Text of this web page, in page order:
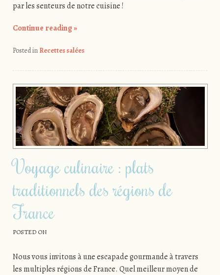
par les senteurs de notre cuisine !
Continue reading»
Posted in Recettes salées
Voyage culinaire : plats
traditionnels des régions de
France
POSTED ON
Nous vous invitons à une escapade gourmande à travers
les multiples régions de France. Quel meilleur moyen de